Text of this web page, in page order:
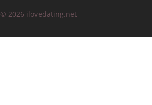
© 2026 ilovedating.net